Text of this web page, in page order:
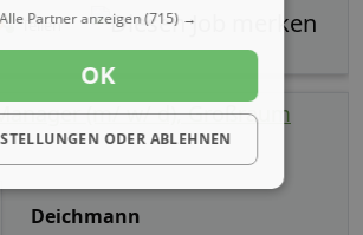
Teilen
(m/ w/ d), Großraum
Deichmann
Alle Partner anzeigen(715) →
OK
ODER ABLEHNEN